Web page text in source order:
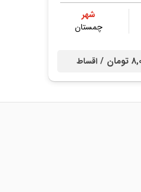
شهر
چمستان
/ اقساط